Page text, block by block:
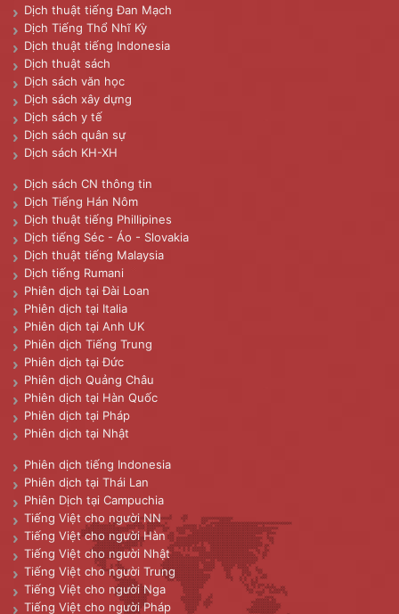
Dịch thuật tiếng Đan Mạch
Dịch Tiếng Thổ Nhĩ Kỳ
Dịch thuật tiếng Indonesia
Dịch thuật sách
Dịch sách văn học
Dịch sách xây dựng
Dịch sách y tế
Dịch sách quân sự
Dịch sách KH-XH
Dịch sách CN thông tin
Dịch Tiếng Hán Nôm
Dịch thuật tiếng Phillipines
Dịch tiếng Séc - Áo - Slovakia
Dịch thuật tiếng Malaysia
Dịch tiếng Rumani
Phiên dịch tại Đài Loan
Phiên dịch tại Italia
Phiên dịch tại Anh UK
Phiên dịch Tiếng Trung
Phiên dịch tại Đức
Phiên dịch Quảng Châu
Phiên dịch tại Hàn Quốc
Phiên dịch tại Pháp
Phiên dịch tại Nhật
Phiên dịch tiếng Indonesia
Phiên dịch tại Thái Lan
Phiên Dịch tại Campuchia
Tiếng Việt cho người NN
Tiếng Việt cho người Hàn
Tiếng Việt cho người Nhật
Tiếng Việt cho người Trung
Tiếng Việt cho người Nga
Tiếng Việt cho người Pháp